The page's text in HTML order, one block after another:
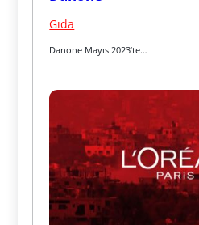
Gıda
Danone Mayıs 2023’te…